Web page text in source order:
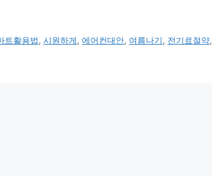
트활용법,시원하게,에어컨대안, 여름나기, 전기료절약,